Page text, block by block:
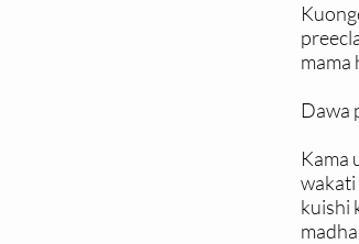
mama
Dawa
Kama
wakati
kuishi